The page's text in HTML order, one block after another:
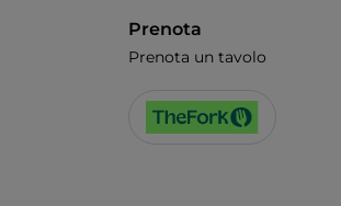
Prenota
Prenota un tavolo